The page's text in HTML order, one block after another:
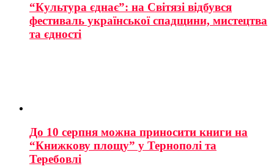
“Культура єднає”: на Світязі відбувся
фестиваль української спадщини, мистецтва
та єдності
До 10 серпня можна приносити книги на
“Книжкову площу” у Тернополі та
Теребовлі